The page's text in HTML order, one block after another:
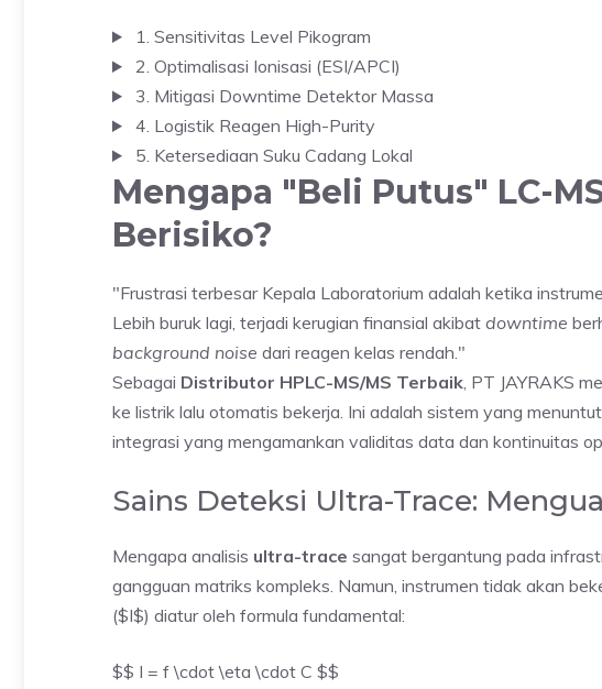
1. Sensitivitas Level Pikogram
2. Optimalisasi Ionisasi (ESI/APCI)
3. Mitigasi Downtime Detektor Massa
4. Logistik Reagen High-Purity
5. Ketersediaan Suku Cadang Lokal
Mengapa "Beli Putus" LC-
Berisiko?
"Frustrasi terbesar Kepala Laboratorium adalah ketika
Lebih buruk lagi, terjadi kerugian finansial akibat downtime
background noise dari reagen kelas rendah."
Sebagai Distributor HPLC-MS/MS Terbaik, PT JAYRAKS
ke listrik lalu otomatis bekerja. Ini adalah sistem yang
integrasi yang mengamankan validitas data dan kontinuitas
Sains Deteksi Ultra-Trace:
Mengapa analisis ultra-trace sangat bergantung pada
gangguan matriks kompleks. Namun, instrumen tidak akan
($I$) diatur oleh formula fundamental:
$$ I = f \cdot \eta \cdot C $$